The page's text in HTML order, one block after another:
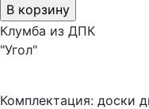
Клумба из ДПК
"Угол"
Комплектация: доски